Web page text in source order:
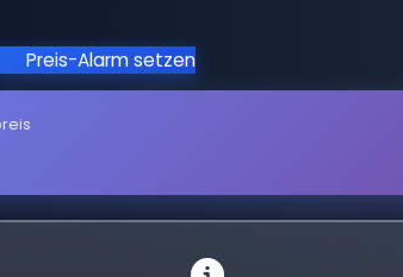
Preis-Alarm setzen